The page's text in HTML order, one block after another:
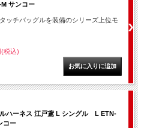
サンコー
ッチバッグルを装備のシリーズ上位モ
税込)
ハーネス 江戸鳶 L シングル L ETN-
コー